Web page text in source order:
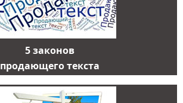
5 законов
продающего текста